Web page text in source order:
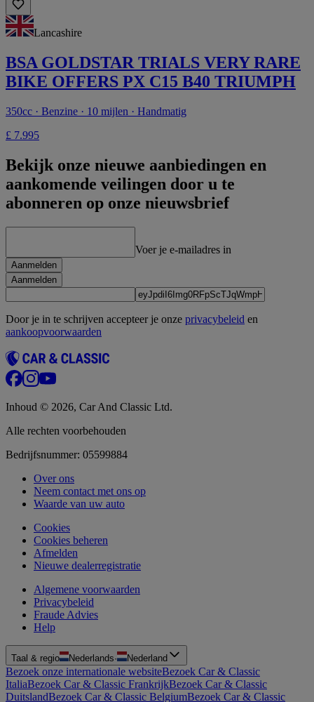
Lancashire
BSA GOLDSTAR TRIALS VERY RARE
BIKE OFFERS PX C15 B40 TRIUMPH
350cc · Benzine · 10 mijlen · Handmatig
£ 7.995
Bekijk onze nieuwe aanbiedingen en
aankomende veilingen door u te
abonneren op onze nieuwsbrief
Voer je e-mailadres in
Aanmelden
Aanmelden
Door je in te schrijven accepteer je onze privacybeleid en
aankoopvoorwaarden
Inhoud © 2026, Car And Classic Ltd.
Alle rechten voorbehouden
Bedrijfsnummer: 05599884
Over ons
Neem contact met ons op
Waarde van uw auto
Cookies
Cookies beheren
Afmelden
Nieuwe dealerregistratie
Algemene voorwaarden
Privacybeleid
Fraude Advies
Help
Taal & regio Nederlands· Nederland
Bezoek onze internationale websiteBezoek Car & Classic
ItaliaBezoek Car & Classic FrankrijkBezoek Car & Classic
DuitslandBezoek Car & Classic BelgiumBezoek Car & Classic